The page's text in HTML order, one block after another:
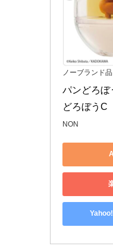
ノーブランド品
パンどろぼ
どろぼうC
NON